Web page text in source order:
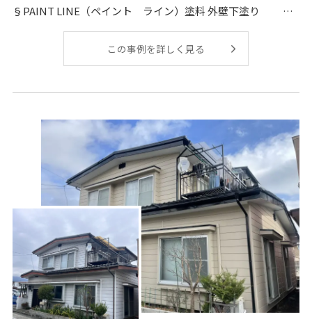
§PAINT LINE（ペイント ライン）塗料 外壁下塗り PL
この事例を詳しく見る